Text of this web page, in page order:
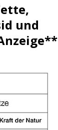
und